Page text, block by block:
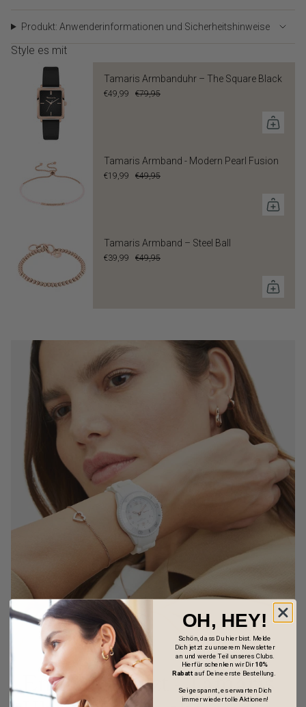
Produkt: Anwenderinformationen und Sicherheitshinweise
Style es mit
Tamaris Armbanduhr – The Square Black
€49,99 €79,95
Tamaris Armband - Modern Pearl Fusion
€19,99 €49,95
Tamaris Armband – Steel Ball
€39,99 €49,95
Entdecke jetzt - Tamaris
OH, HEY!
Schön, dass Du hier bist. Melde
Dich jetzt zu unserem Newsletter
an und werde Teil unseres Clubs.
Hierfür schenken wir Dir10%
Rabatt auf Deine erste Bestellung.
Sei gespannt, es erwarten Dich
immer wieder tolle Aktionen!